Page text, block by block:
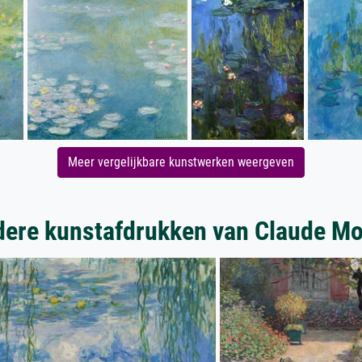
Meer vergelijkbare kunstwerken weergeven
kunstafdrukken van Claude